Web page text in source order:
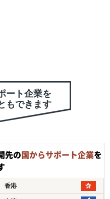
と幅広い分野で海外で成
を実施しております。
上達成
カ進出、ヨーロッパ進出
務の業務委託
ート企業を
もできます
先の国からサポート企業を
香港